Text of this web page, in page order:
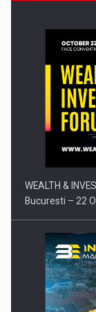
Comunicat de
WEALTH &
Bucuresti – 22